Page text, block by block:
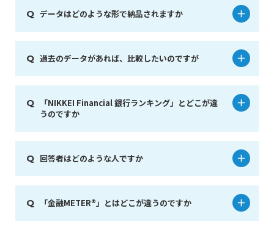
データはどのような形で納品されますか
過去のデータがあれば、比較したいのですが
「NIKKEI Financial 銀行ランキング」とどこが違
うのですか
回答者はどのような人ですか
「金融METER®」とはどこが違うのですか